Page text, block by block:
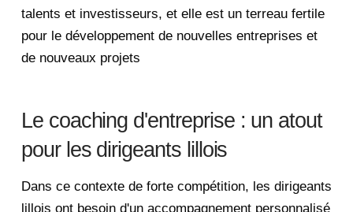
talents et investisseurs, et elle est un terreau fertile
pour le développement de nouvelles entreprises et
de nouveaux projets
Le coaching d'entreprise : un atout
pour les dirigeants lillois
Dans ce contexte de forte compétition, les dirigeants
lillois ont besoin d'un accompagnement personnalisé